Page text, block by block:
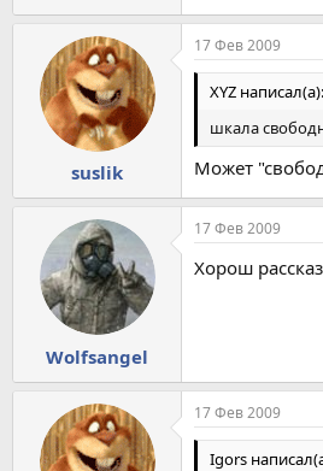
suslik
17 Фев 2009
XYZ написал(а):
шкала
Может
Wolfsangel
17 Фев 2009
Хорош
17 Фев 2009
Igors